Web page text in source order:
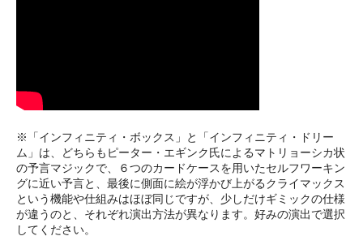
※「インフィニティ・ボックス」と「インフィニティ・ドリー
ム」は、どちらもピーター・エギンク氏によるマトリョーシカ状
の予言マジックで、６つのカードケースを用いたセルフワーキン
グに近い予言と、最後に側面に絵が浮かび上がるクライマックス
という機能や仕組みはほぼ同じですが、少しだけギミックの仕様
が違うのと、それぞれ演出方法が異なります。好みの演出で選択
してください。